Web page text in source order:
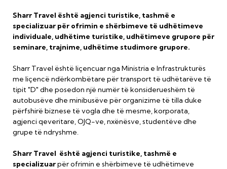
Sharr Travel është agjenci turistike, tashmë e
specializuar për ofrimin e shërbimeve të udhëtimeve
individuale, udhëtime turistike, udhëtimeve grupore për
seminare, trajnime, udhëtime studimore grupore.
Sharr Travel është liçencuar nga Ministria e Infrastrukturës
me liçencë ndërkombëtare për transport të udhëtarëve të
tipit "D" dhe posedon një numër të konsiderueshëm të
autobusëve dhe minibusëve për organizime të tilla duke
përfshirë biznese të vogla dhe të mesme, korporata,
agjenci qeveritare, OJQ-ve, nxënësve, studentëve dhe
grupe të ndryshme.
Sharr Travel është agjenci turistike, tashmë e
specializuarpër ofrimin e shërbimeve të udhëtimeve